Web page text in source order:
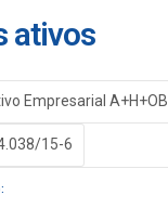
ativos
Empresarial A+H+OB
15-6